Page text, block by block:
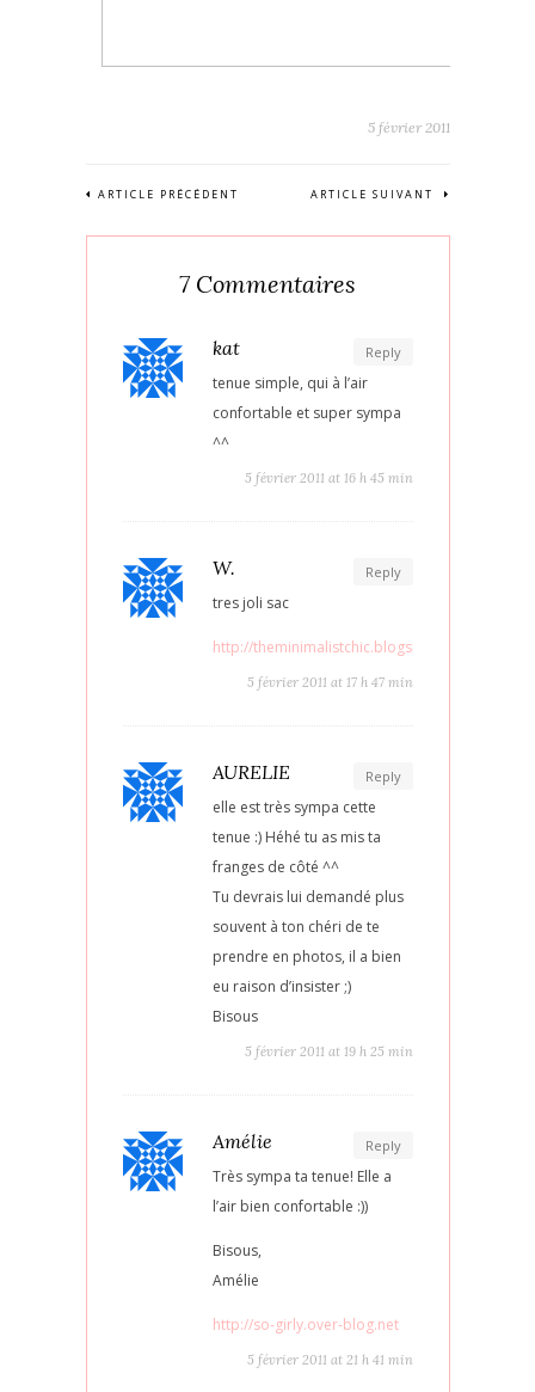
5 février 2011
ARTICLE PRÉCÉDENT ARTICLE SUIVANT
7 Commentaires
Reply
kat
tenue simple, qui à l’air
confortable et super sympa
^^
5 février 2011 at 16 h 45 min
Reply
W.
tres joli sac
http://theminimalistchic.blogspot.com/
5 février 2011 at 17 h 47 min
Reply
AURELIE
elle est très sympa cette
tenue :) Héhé tu as mis ta
franges de côté ^^
Tu devrais lui demandé plus
souvent à ton chéri de te
prendre en photos, il a bien
eu raison d’insister ;)
Bisous
5 février 2011 at 19 h 25 min
Reply
Amélie
Très sympa ta tenue! Elle a
l’air bien confortable :))
Bisous,
Amélie
http://so-girly.over-blog.net
5 février 2011 at 21 h 41 min